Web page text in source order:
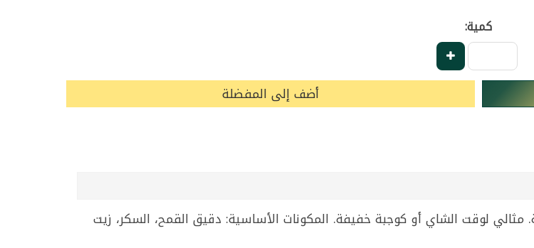
كمية:
أضف إلى المفضلة
لوقت الشاي أو كوجبة خفيفة. المكونات الأساسية: دقيق القمح، السكر، زيت